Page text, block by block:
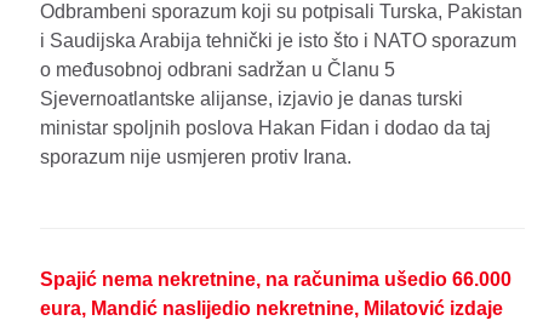
Odbrambeni sporazum koji su potpisali Turska, Pakistan
i Saudijska Arabija tehnički je isto što i NATO sporazum
o međusobnoj odbrani sadržan u Članu 5
Sjevernoatlantske alijanse, izjavio je danas turski
ministar spoljnih poslova Hakan Fidan i dodao da taj
sporazum nije usmjeren protiv Irana.
Spajić nema nekretnine, na računima ušedio 66.000
eura, Mandić naslijedio nekretnine, Milatović izdaje